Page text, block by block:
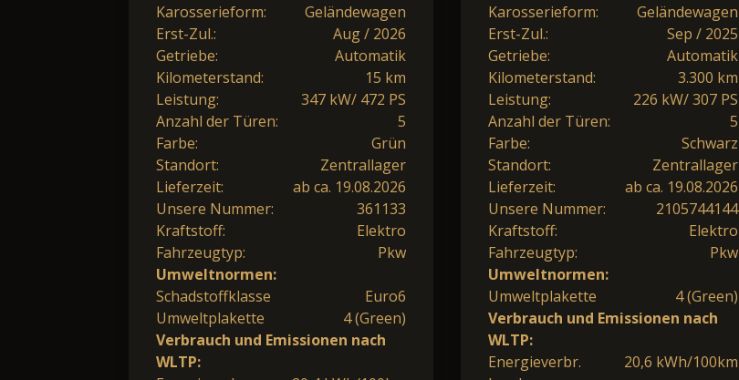
Karosserieform:
Geländewagen
Erst-Zul.:
Aug / 2026
Getriebe:
Automatik
Kilometerstand:
15 km
Leistung:
347 kW/ 472 PS
Anzahl der Türen:
5
Farbe:
Grün
Standort:
Zentrallager
Lieferzeit:
ab ca. 19.08.2026
Unsere Nummer:
361133
Kraftstoff:
Elektro
Fahrzeugtyp:
Pkw
Umweltnormen:
Schadstoffklasse
Euro6
Umweltplakette
4 (Green)
Verbrauch und Emissionen nach
WLTP:
Karosserieform:
Geländewagen
Erst-Zul.:
Sep / 2025
Getriebe:
Automatik
Kilometerstand:
3.300 km
Leistung:
226 kW/ 307 PS
Anzahl der Türen:
5
Farbe:
Schwarz
Standort:
Zentrallager
Lieferzeit:
ab ca. 19.08.2026
Unsere Nummer:
2105744144
Kraftstoff:
Elektro
Fahrzeugtyp:
Pkw
Umweltnormen:
Umweltplakette
4 (Green)
Verbrauch und Emissionen nach
WLTP:
Energieverbr.
20,6 kWh/100km